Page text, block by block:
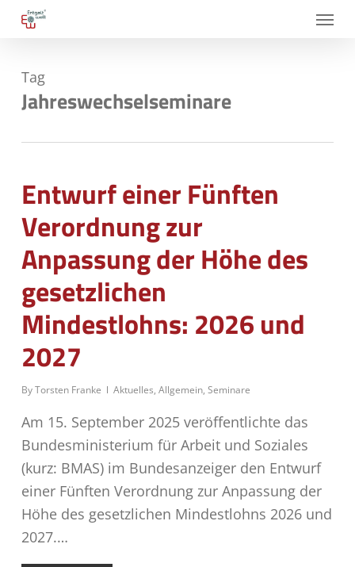
Skip
content
Menu
Tag
Jahreswechselseminare
Entwurf einer Fünften
Verordnung zur
Anpassung der Höhe des
gesetzlichen
Mindestlohns: 2026 und
2027
ByTorsten Franke Aktuelles, Allgemein, Seminare
Am 15. September 2025 veröffentlichte das
Bundesministerium für Arbeit und Soziales
(kurz: BMAS) im Bundesanzeiger den Entwurf
einer Fünften Verordnung zur Anpassung der
Höhe des gesetzlichen Mindestlohns 2026 und
2027.…